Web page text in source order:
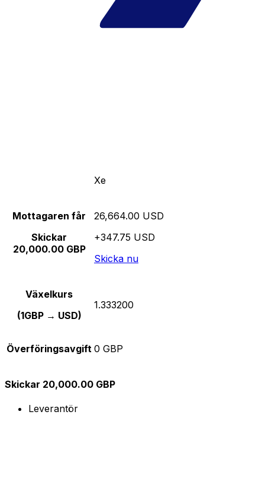
Xe
Mottagaren får
Skickar
20,000.00 GBP
26,664.00 USD
+347.75 USD
Skicka nu
Växelkurs
(1GBP → USD)
1.333200
Överföringsavgift 0 GBP
Skickar 20,000.00 GBP
Leverantör